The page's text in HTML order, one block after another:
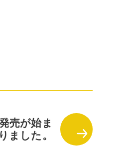
売が始ま
ました。